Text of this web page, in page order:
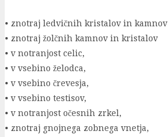
• znotraj ledvičnih kristalov in kamnov
• znotraj žolčnih kamnov in kristalov
• v notranjost celic,
• v vsebino želodca,
• v vsebino črevesja,
• v vsebino testisov,
• v notranjost očesnih zrkel,
• znotraj gnojnega zobnega vnetja,